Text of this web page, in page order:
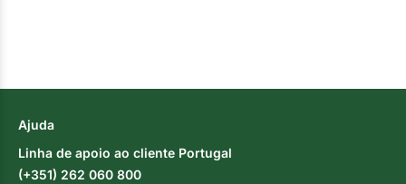
Ajuda
Linha de apoio ao cliente Portugal
(+351) 262 060 800